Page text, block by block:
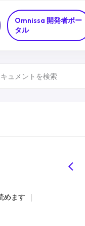
Omnissa 開発者ポー
タル
めます